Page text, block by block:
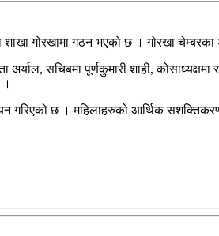
गोरखामा गठन भएको छ । गोरखा
अर्याल, सचिबमा पूर्णकुमारी शाही,
गरिएको छ । महिलाहरुको आर्थिक